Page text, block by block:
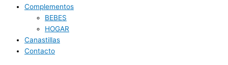
Complementos
BEBES
HOGAR
Canastillas
Contacto